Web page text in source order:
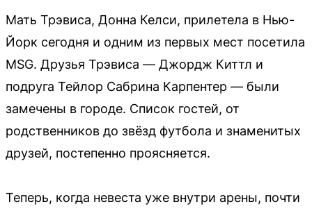
Мать Трэвиса, Донна Келси, прилетела в Нью-
Йорк сегодня и одним из первых мест посетила
MSG. Друзья Трэвиса — Джордж Киттл и
подруга Тейлор Сабрина Карпентер — были
замечены в городе. Список гостей, от
родственников до звёзд футбола и знаменитых
друзей, постепенно проясняется.
Теперь, когда невеста уже внутри арены, почти